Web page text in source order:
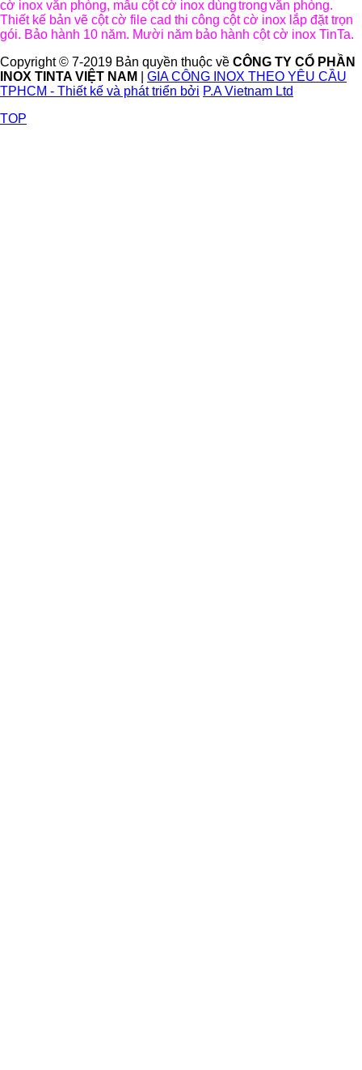
cờ inox văn phòng, mẫu cột cờ inox dùngtrongvăn phòng.
Thiết kế bản vẽ cột cờ file cad thi công cột cờ inox lắp đặt trọn
gói. Bảo hành 10 năm. Mười năm bảo hành cột cờ inox TinTa.
Copyright © 7-2019 Bản quyền thuộc về CÔNG TY CỔ PHẦN
INOX TINTA VIỆT NAM
GIA CÔNG INOX THEO YÊU CẦU
TPHCM - Thiết kế và phát triển bởi P.A Vietnam Ltd
TOP